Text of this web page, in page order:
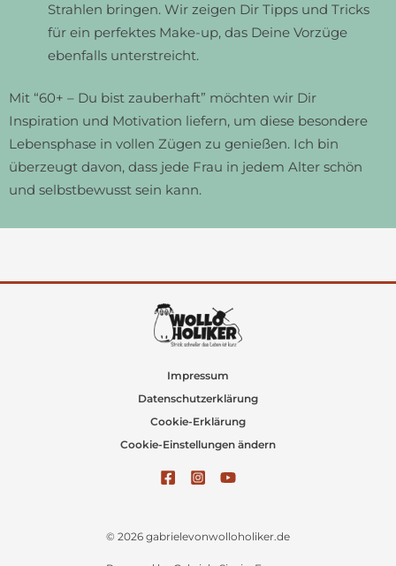
Strahlen bringen. Wir zeigen Dir Tipps und Tricks
für ein perfektes Make-up, das Deine Vorzüge
ebenfalls unterstreicht.
Mit “60+ – Du bist zauberhaft” möchten wir Dir
Inspiration und Motivation liefern, um diese besondere
Lebensphase in vollen Zügen zu genießen. Ich bin
überzeugt davon, dass jede Frau in jedem Alter schön
und selbstbewusst sein kann.
Impressum
Datenschutzerklärung
Cookie-Erklärung
Cookie-Einstellungen ändern
© 2026 gabrielevonwolloholiker.de